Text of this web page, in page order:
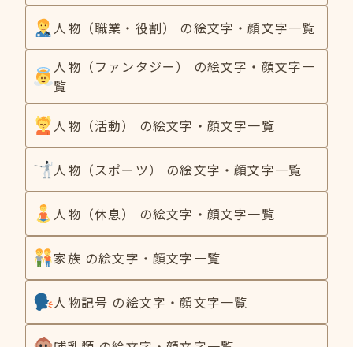
人物（職業・役割） の絵文字・顔文字一覧
人物（ファンタジー） の絵文字・顔文字一
覧
人物（活動） の絵文字・顔文字一覧
人物（スポーツ） の絵文字・顔文字一覧
人物（休息） の絵文字・顔文字一覧
家族 の絵文字・顔文字一覧
人物記号 の絵文字・顔文字一覧